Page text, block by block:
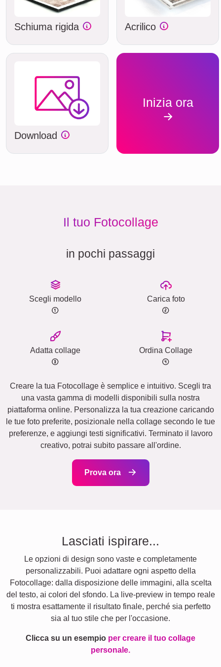
Schiuma rigida Acrilico
Download
Inizia ora
Il tuo Fotocollage
in pochi passaggi
Scegli modello Carica foto
Adatta collage Ordina Collage
Creare la tua Fotocollage è semplice e intuitivo. Scegli tra
una vasta gamma di modelli disponibili sulla nostra
piattaforma online. Personalizza la tua creazione caricando
le tue foto preferite, posizionale nella collage secondo le tue
preferenze, e aggiungi testi significativi. Terminato il lavoro
creativo, potrai subito passare all'ordine.
Prova ora
Lasciati ispirare...
Le opzioni di design sono vaste e completamente
personalizzabili. Puoi adattare ogni aspetto della
Fotocollage: dalla disposizione delle immagini, alla scelta
del testo, ai colori del sfondo. La live-preview in tempo reale
ti mostra esattamente il risultato finale, perché sia perfetto
sia al tuo stile che per l'occasione.
Clicca su un esempio per creare il tuo collage
personale.